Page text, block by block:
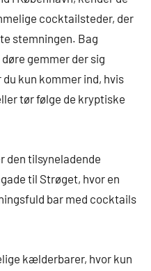
cocktailsteder, der
stemningen. Bag
gemmer der sig
kun kommer ind, hvis
tør følge de kryptiske
den tilsyneladende
til Strøget, hvor en
bar med cocktails
kælderbarer, hvor kun